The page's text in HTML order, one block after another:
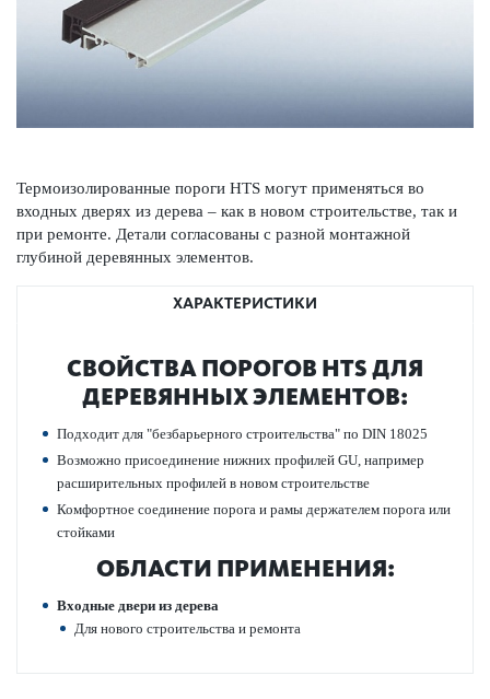
Термои­з­олированные пороги HTS могут применяться во
входных дверях из дерева – как в новом строительстве, так и
при ремонте. Детали согласованы с разной монтажной
глубиной дер­евянных элементов.
ХАРАКТЕРИСТИКИ
СВОЙСТВА ПОР­ОГОВ HTS ДЛЯ
ДЕР­ЕВЯННЫХ ЭЛЕМЕНТОВ:
Подходит для "безба­рьерного строительства" по DIN 18025
Возможно присо­единение нижних профилей GU, например
расширительных профилей в новом строительстве
Комфортное соединение порога и рамы держателем порога или
стой­ками
ОБЛАСТИ ПРИМЕНЕНИЯ:
Входные двери из дерева
Для нового строительства и ремонта